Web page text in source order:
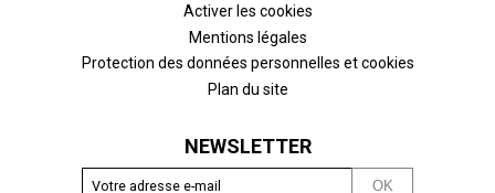
Activer les cookies
Mentions légales
Protection des données personnelles et cookies
Plan du site
NEWSLETTER